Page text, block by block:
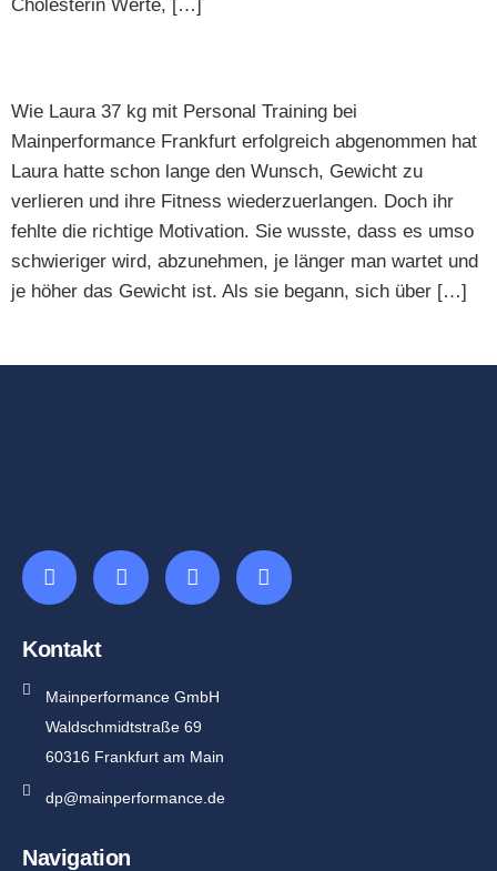
Cholesterin Werte, […]
Wie Laura 37 kg mit Personal Training bei
Mainperformance Frankfurt erfolgreich abgenommen hat
Laura hatte schon lange den Wunsch, Gewicht zu
verlieren und ihre Fitness wiederzuerlangen. Doch ihr
fehlte die richtige Motivation. Sie wusste, dass es umso
schwieriger wird, abzunehmen, je länger man wartet und
je höher das Gewicht ist. Als sie begann, sich über […]
Kontakt
Mainperformance GmbH
Waldschmidtstraße 69
60316 Frankfurt am Main
dp@mainperformance.de
Navigation